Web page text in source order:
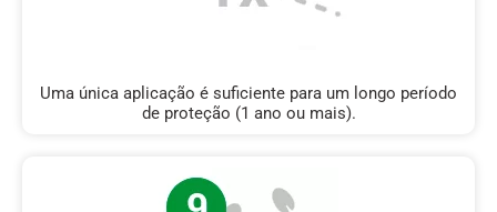
Uma única aplicação é suficiente para um longo período
de proteção (1 ano ou mais).